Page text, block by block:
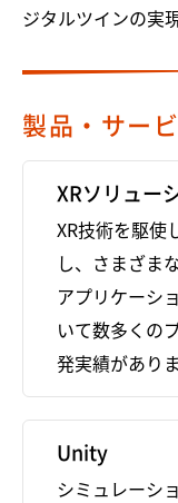
ジタルツインの実
製品・サー
XRソリュー
XR技術を駆使
し、さまざま
アプリケーシ
いて数多くの
発実績がありま
Unity
シミュレーシ